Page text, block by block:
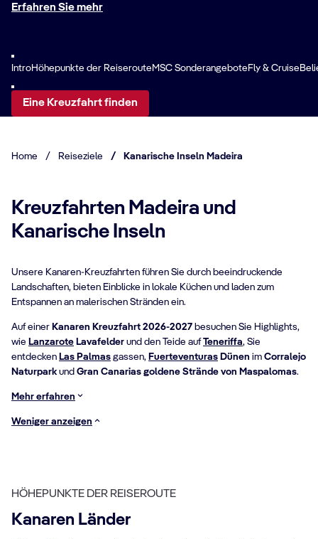
Erfahren Sie mehr
IntroHöhepunkte der Reiseroute MSC Sonderangebote Fly & Cruise
Eine Kreuzfahrt finden
Home / Reiseziele / Kanarische Inseln Madeira
Kreuzfahrten Madeira und
Kanarische Inseln
Unsere Kanaren-Kreuzfahrten führen Sie durch beeindruckende
Landschaften, bieten Einblicke in lokale Küchen und laden zum
Entspannen an malerischen Stränden ein.
Auf einer Kanaren Kreuzfahrt 2026-2027 besuchen Sie Highlights,
wie Lanzarote Lavafelder und den Teide aufTeneriffa, Sie
entdecken Las Palmas gassen, Fuerteventuras Dünen im Corralejo
Naturparkund Gran Canarias goldene Strände von Maspalomas.
Mehr erfahren
Weniger anzeigen
HÖHEPUNKTE DER REISEROUTE
Kanaren Länder